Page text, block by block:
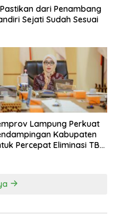
dari Penambang
Sejati Sudah Sesuai
Lampung Perkuat
Kabupaten
Percepat Eliminasi TBC